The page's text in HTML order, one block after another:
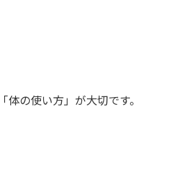
の使い方」が大切です。